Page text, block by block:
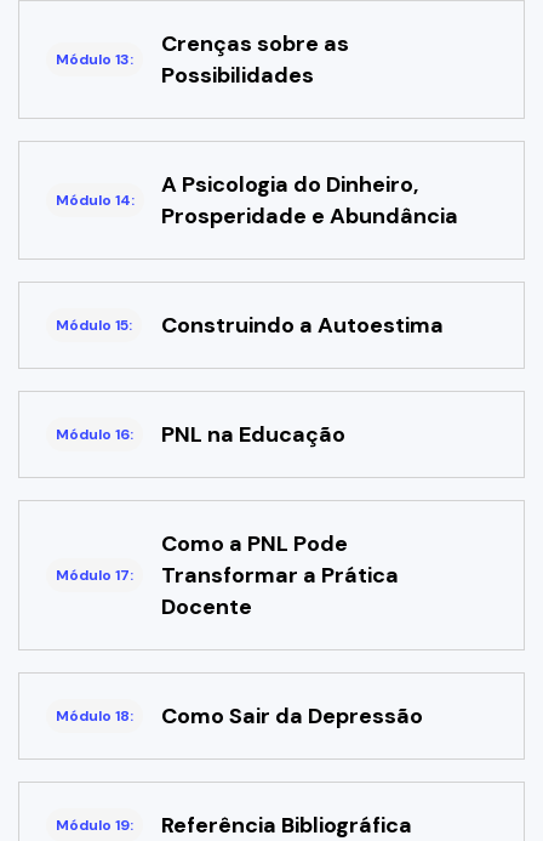
Módulo 13:
Crenças sobre as
Possibilidades
Módulo 14:
A Psicologia do Dinheiro,
Prosperidade e Abundância
Módulo 15: Construindo a Autoestima
Módulo 16: PNL na Educação
Módulo 17:
Como a PNL Pode
Transformar a Prática
Docente
Módulo 18: Como Sair da Depressão
Módulo 19: Referência Bibliográfica